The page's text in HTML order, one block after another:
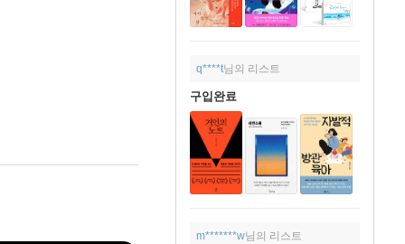
q****t님의 리스트
구입완료
m*******w님의 리스트